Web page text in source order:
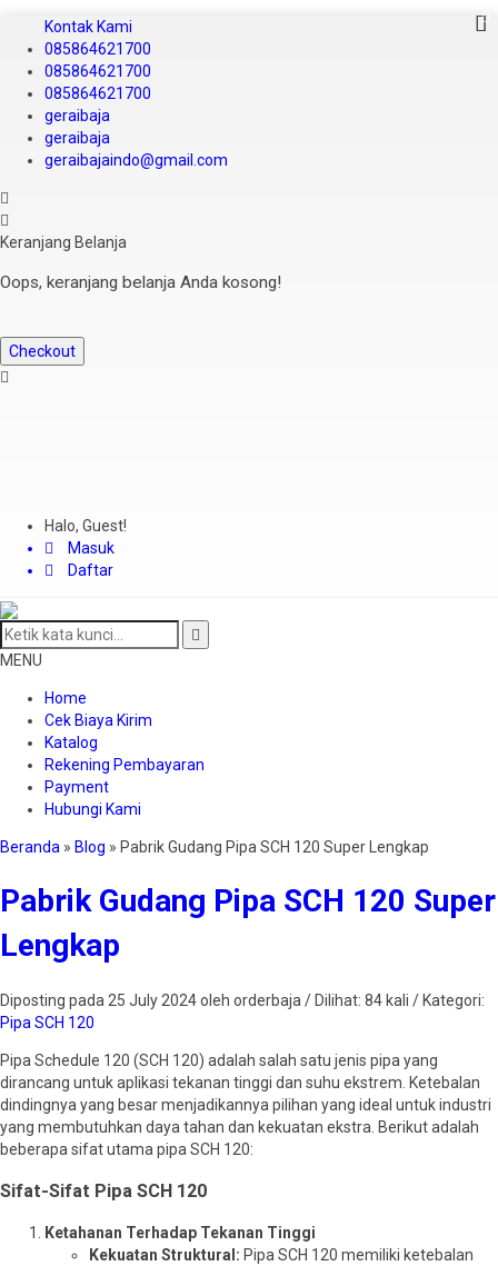
Kontak Kami
085864621700
085864621700
085864621700
geraibaja
geraibaja
geraibajaindo@gmail.com
Keranjang Belanja
Oops, keranjang belanja Anda kosong!
Checkout
Halo, Guest!
Masuk
Daftar
MENU
Home
Cek Biaya Kirim
Katalog
Rekening Pembayaran
Payment
Hubungi Kami
Beranda » Blog » Pabrik Gudang Pipa SCH 120 Super Lengkap
Pabrik Gudang Pipa SCH 120 Super
Lengkap
Diposting pada 25 July 2024 oleh orderbaja / Dilihat: 84 kali / Kategori:
Pipa SCH 120
Pipa Schedule 120 (SCH 120) adalah salah satu jenis pipa yang
dirancang untuk aplikasi tekanan tinggi dan suhu ekstrem. Ketebalan
dindingnya yang besar menjadikannya pilihan yang ideal untuk industri
yang membutuhkan daya tahan dan kekuatan ekstra. Berikut adalah
beberapa sifat utama pipa SCH 120:
Sifat-Sifat Pipa SCH 120
Ketahanan Terhadap Tekanan Tinggi
Kekuatan Struktural: Pipa SCH 120 memiliki ketebalan